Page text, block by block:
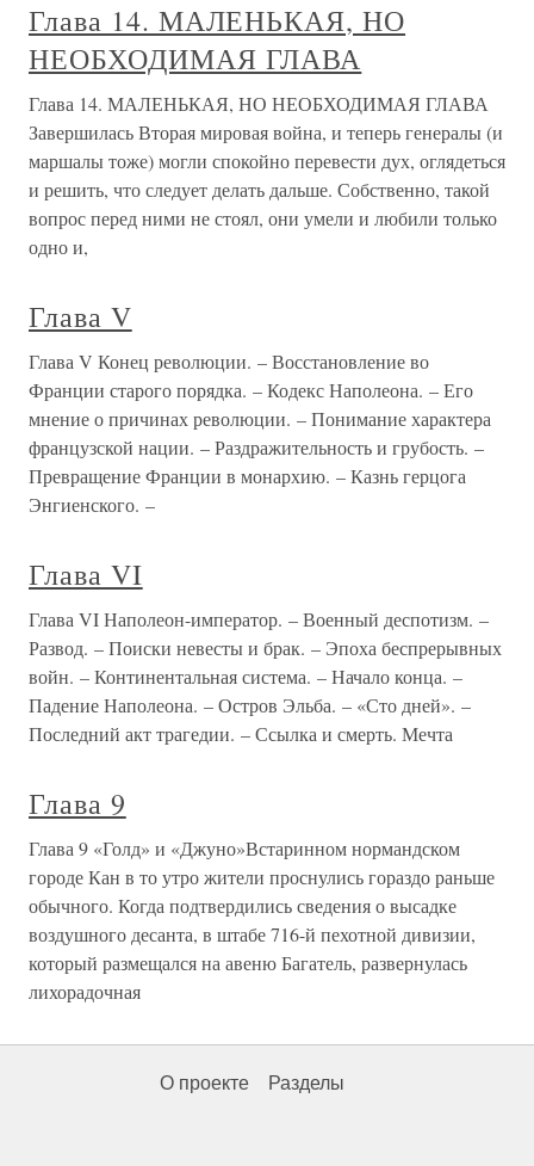
Глава 14. МАЛЕНЬКАЯ, НО
НЕОБХОДИМАЯ ГЛАВА
Глава 14. МАЛЕНЬКАЯ, НО НЕОБХОДИМАЯ ГЛАВА
Завершилась Вторая мировая война, и теперь генералы (и
маршалы тоже) могли спокойно перевести дух, оглядеться
и решить, что следует делать дальше. Собственно, такой
вопрос перед ними не стоял, они умели и любили только
одно и,
Глава V
Глава V Конец революции. – Восстановление во
Франции старого порядка. – Кодекс Наполеона. – Его
мнение о причинах революции. – Понимание характера
французской нации. – Раздражительность и грубость. –
Превращение Франции в монархию. – Казнь герцога
Энгиенского. –
Глава VI
Глава VI Наполеон-император. – Военный деспотизм. –
Развод. – Поиски невесты и брак. – Эпоха беспрерывных
войн. – Континентальная система. – Начало конца. –
Падение Наполеона. – Остров Эльба. – «Сто дней». –
Последний акт трагедии. – Ссылка и смерть. Мечта
Глава 9
Глава 9 «Голд» и «Джуно»Встаринном нормандском
городе Кан в то утро жители проснулись гораздо раньше
обычного. Когда подтвердились сведения о высадке
воздушного десанта, в штабе 716-й пехотной дивизии,
который размещался на авеню Багатель, развернулась
лихорадочная
О проекте Разделы